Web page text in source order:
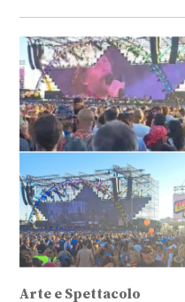
Arte e Spettacolo